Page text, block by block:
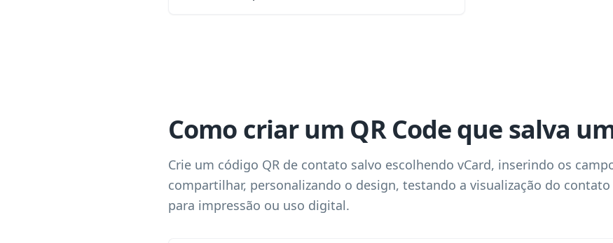
Como criar um QR Code que salva
Crie um código QR de contato salvo escolhendo vCard, inserindo os
compartilhar, personalizando o design, testando a visualização do
para impressão ou uso digital.